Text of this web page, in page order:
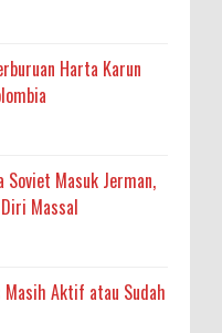
Harta Karun
Masuk Jerman,
Massal
Masih Aktif atau Sudah